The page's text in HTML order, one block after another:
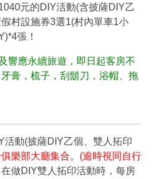
元的DIY活動(含披薩DIY乙
村設施券3選1(村內單車1小
張！
響應永續旅遊，即日起客房不
膏，梳子，刮鬍刀，浴帽、拖
活動(披薩DIY乙個、雙人拓印
樂部大廳集合。(逾時視同自行
做DIY雙人拓印活動時，每房